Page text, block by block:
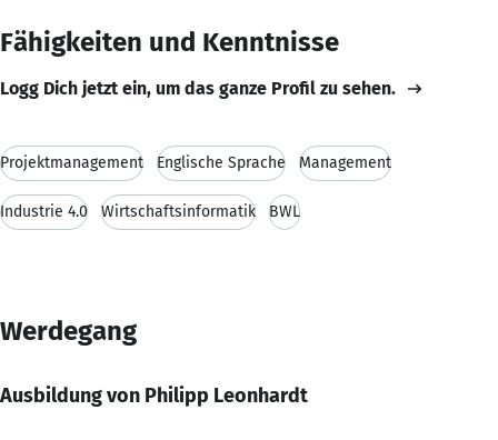
Fähigkeiten und Kenntnisse
Logg Dich jetzt ein, um das ganze Profil zu sehen.
Projektmanagement Englische Sprache Management
Industrie 4.0 Wirtschaftsinformatik BWL
Werdegang
Ausbildung von Philipp Leonhardt